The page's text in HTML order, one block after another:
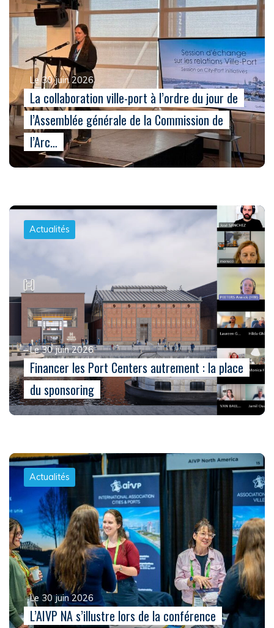
Le 30 juin 2026
La collaboration ville-port à l’ordre du jour de
l’Assemblée générale de la Commission de
l’Arc…
Actualités
Le 30 juin 2026
Financer les Port Centers autrement : la place
du sponsoring
Actualités
Le 30 juin 2026
L’AIVP NA s’illustre lors de la conférence